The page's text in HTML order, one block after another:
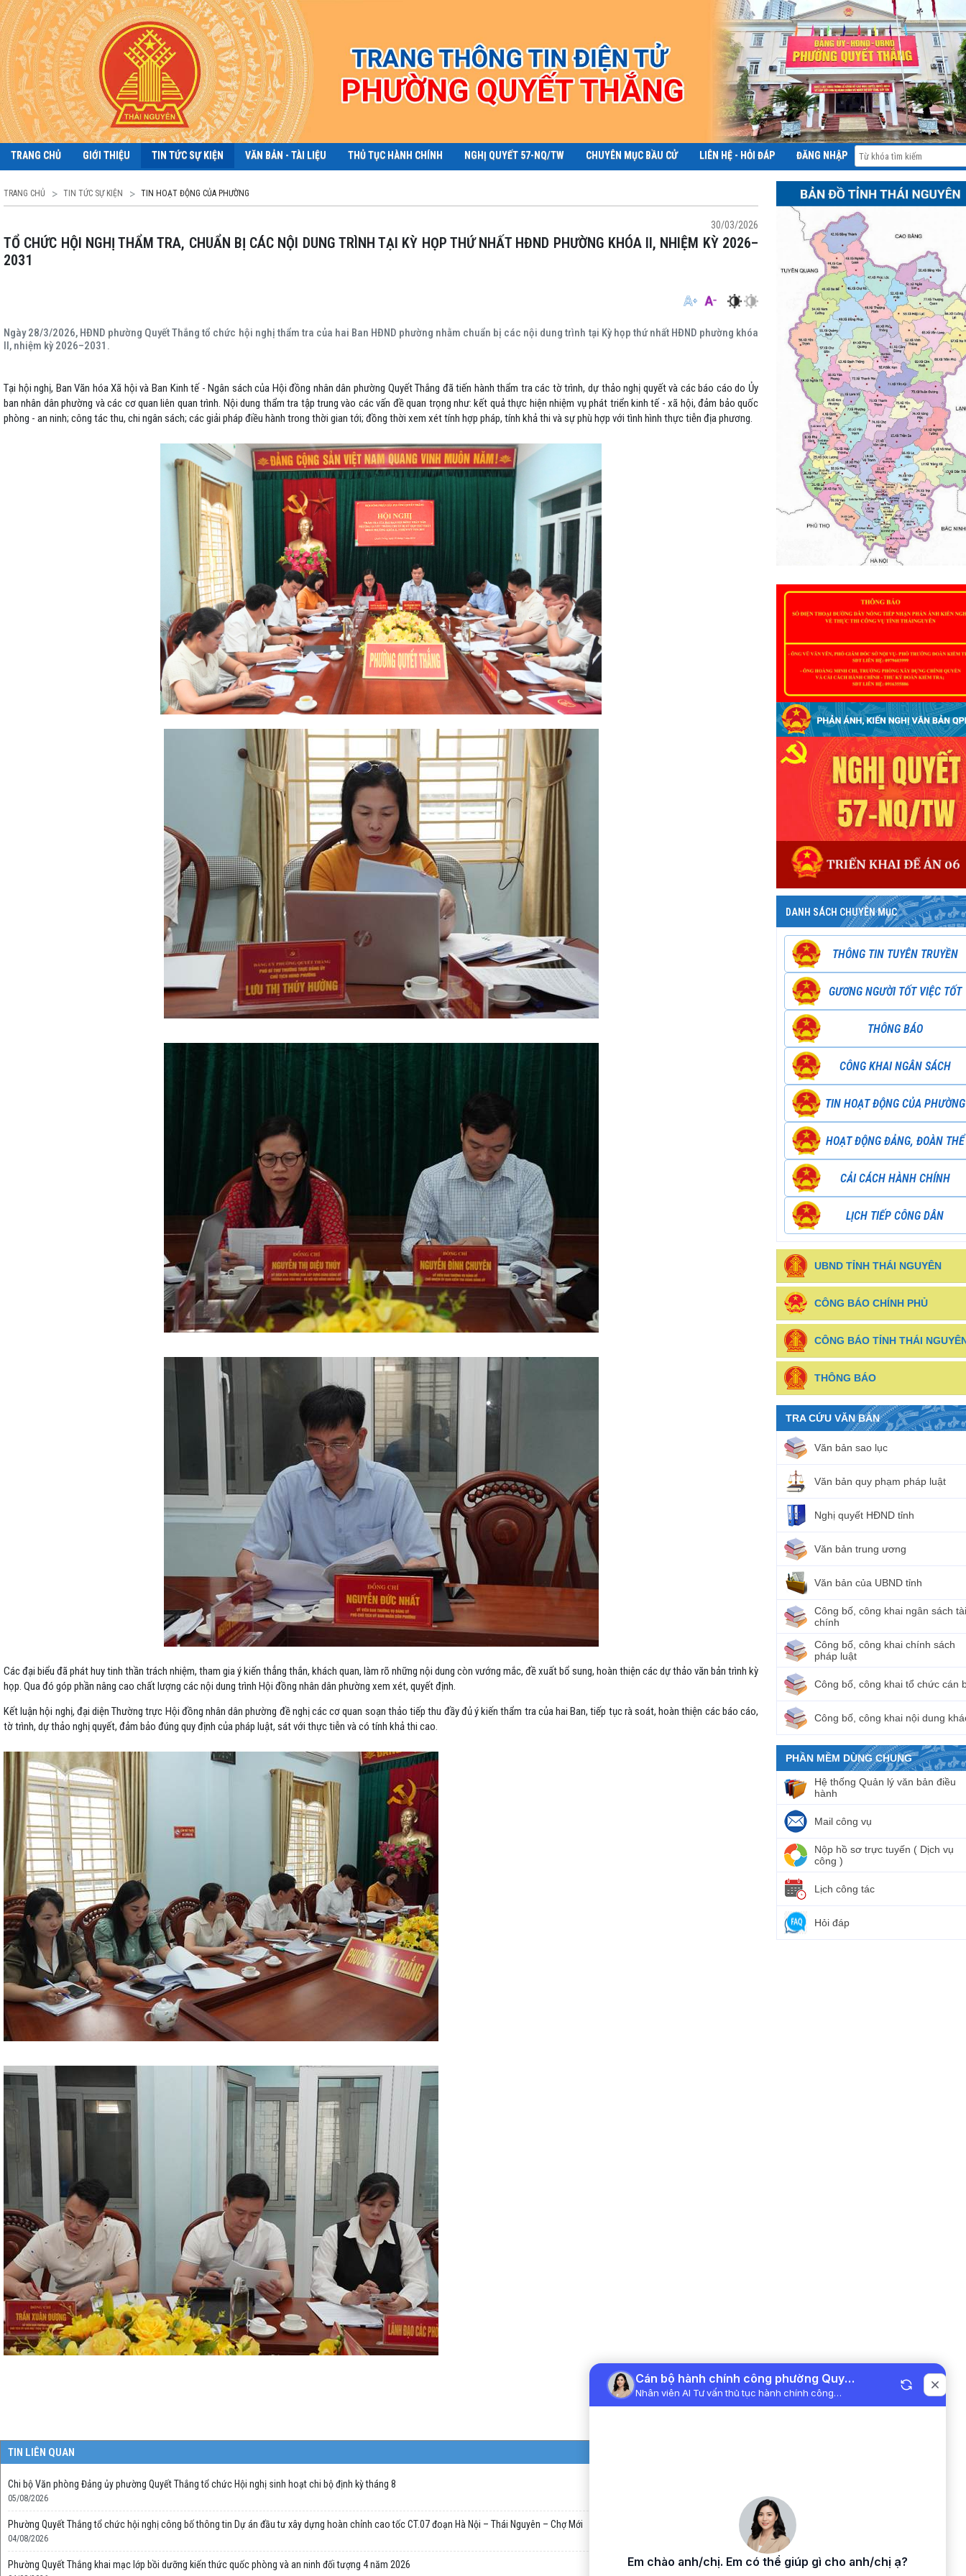
TRANG CHỦ GIỚI THIỆU TIN TỨC SỰ KIỆN VĂN BẢN - TÀI LIỆU THỦ TỤC HÀNH CHÍNH NGHỊ QUYẾT 57-NQ/TW CHUYÊN MỤC BẦU CỬ LIÊN HỆ - HỎI ĐÁP ĐĂNG NHẬP ĐỀ ÁN 06
TRANG CHỦ TIN TỨC SỰ KIỆN TIN HOẠT ĐỘNG CỦA PHƯỜNG
30/03/2026
TỔ CHỨC HỘI NGHỊ THẨM TRA, CHUẨN BỊ CÁC NỘI DUNG TRÌNH TẠI KỲ HỌP THỨ NHẤT HĐND PHƯỜNG KHÓA II, NHIỆM KỲ 2026–
2031
Ngày 28/3/2026, HĐND phường Quyết Thắng tổ chức hội nghị thẩm tra của hai Ban HĐND phường nhằm chuẩn bị các nội dung trình tại Kỳ họp thứ nhất HĐND phường khóa
II, nhiệm kỳ 2026–2031.
Tại hội nghị, Ban Văn hóa Xã hội và Ban Kinh tế - Ngân sách của Hội đồng nhân dân phường Quyết Thắng đã tiến hành thẩm tra các tờ trình, dự thảo nghị quyết và các báo cáo do Ủy
ban nhân dân phường và các cơ quan liên quan trình. Nội dung thẩm tra tập trung vào các vấn đề quan trọng như: kết quả thực hiện nhiệm vụ phát triển kinh tế - xã hội, đảm bảo quốc
phòng - an ninh; công tác thu, chi ngân sách; các giải pháp điều hành trong thời gian tới; đồng thời xem xét tính hợp pháp, tính khả thi và sự phù hợp với tình hình thực tiễn địa phương.
Các đại biểu đã phát huy tinh thần trách nhiệm, tham gia ý kiến thẳng thắn, khách quan, làm rõ những nội dung còn vướng mắc, đề xuất bổ sung, hoàn thiện các dự thảo văn bản trình kỳ
họp. Qua đó góp phần nâng cao chất lượng các nội dung trình Hội đồng nhân dân phường xem xét, quyết định.
Kết luận hội nghị, đại diện Thường trực Hội đồng nhân dân phường đề nghị các cơ quan soạn thảo tiếp thu đầy đủ ý kiến thẩm tra của hai Ban, tiếp tục rà soát, hoàn thiện các báo cáo,
tờ trình, dự thảo nghị quyết, đảm bảo đúng quy định của pháp luật, sát với thực tiễn và có tính khả thi cao.
Ngọc Hưng
TIN LIÊN QUAN
Chi bộ Văn phòng Đảng ủy phường Quyết Thắng tổ chức Hội nghị sinh hoạt chi bộ định kỳ tháng 8
05/08/2026
Phường Quyết Thắng tổ chức hội nghị công bố thông tin Dự án đầu tư xây dựng hoàn chỉnh cao tốc CT.07 đoạn Hà Nội – Thái Nguyên – Chợ Mới
04/08/2026
Phường Quyết Thắng khai mạc lớp bồi dưỡng kiến thức quốc phòng và an ninh đối tượng 4 năm 2026
DANH SÁCH CHUYÊN MỤC
THÔNG TIN TUYÊN TRUYỀN
GƯƠNG NGƯỜI TỐT VIỆC TỐT
THÔNG BÁO
CÔNG KHAI NGÂN SÁCH
TIN HOẠT ĐỘNG CỦA PHƯỜNG
HOẠT ĐỘNG ĐẢNG, ĐOÀN THỂ
CẢI CÁCH HÀNH CHÍNH
LỊCH TIẾP CÔNG DÂN
UBND TỈNH THÁI NGUYÊN
CÔNG BÁO CHÍNH PHỦ
CÔNG BÁO TỈNH THÁI
THÔNG BÁO
TRA CỨU VĂN BẢN
Văn bản sao lục
Văn bản quy phạm pháp luật
Nghị quyết HĐND tỉnh
Văn bản trung ương
Văn bản của UBND tỉnh
Công bố, công khai ngân sách tài
chính
Công bố, công khai chính sách
pháp luật
Công bố, công khai tổ chức cán
Công bố, công khai nội dung
PHẦN MỀM DÙNG CHUNG
Hệ thống Quản lý văn bản điều
hành
Mail công vụ
Nộp hồ sơ trực tuyến ( Dịch vụ
công )
Lịch công tác
Hỏi đáp